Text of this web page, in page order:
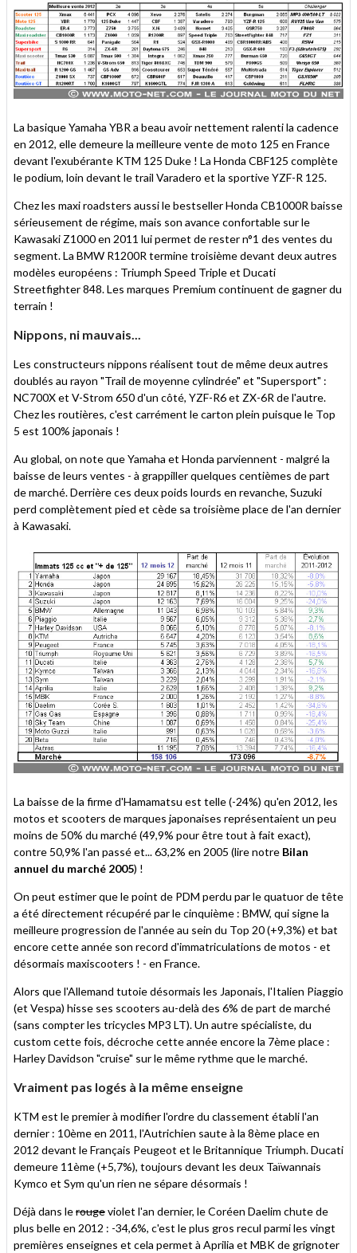
La basique Yamaha YBR a beau avoir nettement ralenti la cadence
en 2012, elle demeure la meilleure vente de moto 125 en France
devant l'exubérante KTM 125 Duke ! La Honda CBF125 complète
le podium, loin devant le trail Varadero et la sportive YZF-R 125.
Chez les maxi roadsters aussi le bestseller Honda CB1000R baisse
sérieusement de régime, mais son avance confortable sur le
Kawasaki Z1000 en 2011 lui permet de rester n°1 des ventes du
segment. La BMW R1200R termine troisième devant deux autres
modèles européens : Triumph Speed Triple et Ducati
Streetfighter 848. Les marques Premium continuent de gagner du
terrain !
Nippons, ni mauvais...
Les constructeurs nippons réalisent tout de même deux autres
doublés au rayon "Trail de moyenne cylindrée" et "Supersport" :
NC700X et V-Strom 650 d'un côté, YZF-R6 et ZX-6R de l'autre.
Chez les routières, c'est carrément le carton plein puisque le Top
5 est 100% japonais !
Au global, on note que Yamaha et Honda parviennent - malgré la
baisse de leurs ventes - à grappiller quelques centièmes de part
de marché. Derrière ces deux poids lourds en revanche, Suzuki
perd complètement pied et cède sa troisième place de l'an dernier
à Kawasaki.
La baisse de la firme d'Hamamatsu est telle (-24%) qu'en 2012, les
motos et scooters de marques japonaises représentaient un peu
moins de 50% du marché (49,9% pour être tout à fait exact),
contre 50,9% l'an passé et... 63,2% en 2005 (lire notre Bilan
annuel du marché 2005) !
On peut estimer que le point de PDM perdu par le quatuor de tête
a été directement récupéré par le cinquième : BMW, qui signe la
meilleure progression de l'année au sein du Top 20 (+9,3%) et bat
encore cette année son record d'immatriculations de motos - et
désormais maxiscooters ! - en France.
Alors que l'Allemand tutoie désormais les Japonais, l'Italien Piaggio
(et Vespa) hisse ses scooters au-delà des 6% de part de marché
(sans compter les tricycles MP3 LT). Un autre spécialiste, du
custom cette fois, décroche cette année encore la 7ème place :
Harley Davidson "cruise" sur le même rythme que le marché.
Vraiment pas logés à la même enseigne
KTM est le premier à modifier l'ordre du classement établi l'an
dernier : 10ème en 2011, l'Autrichien saute à la 8ème place en
2012 devant le Français Peugeot et le Britannique Triumph. Ducati
demeure 11ème (+5,7%), toujours devant les deux Taïwannais
Kymco et Sym qu'un rien ne sépare désormais !
Déjà dans lerougeviolet l'an dernier, le Coréen Daelim chute de
plus belle en 2012 : -34,6%, c'est le plus gros recul parmi les vingt
premières enseignes et cela permet à Aprilia et MBK de grignoter